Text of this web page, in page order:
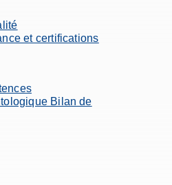
et certifications
Bilan de